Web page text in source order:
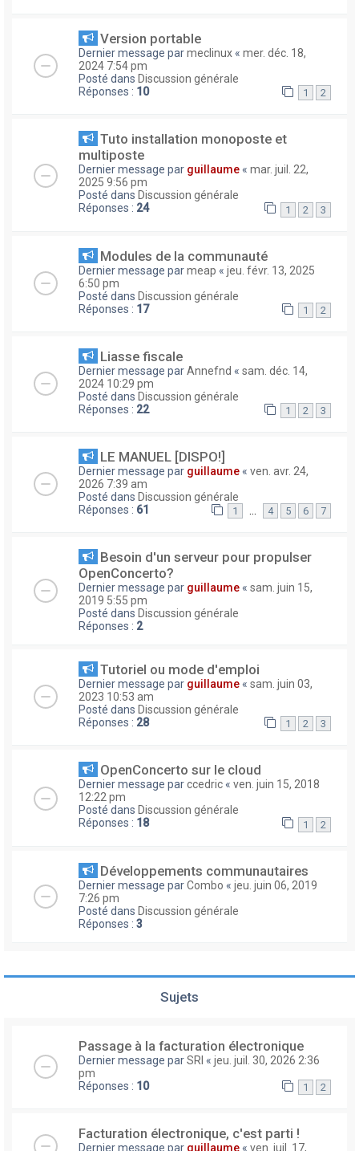
Version portable
Dernier message parmeclinux « mer. déc. 18,
2024 7:54 pm
Posté dans Discussion générale
Réponses : 10 1 2
Tuto installation monoposte et
multiposte
Dernier message par guillaume « mar. juil. 22,
2025 9:56 pm
Posté dans Discussion générale
Réponses : 24 1 2 3
Modules de la communauté
Dernier message parmeap « jeu. févr. 13, 2025
6:50 pm
Posté dans Discussion générale
Réponses : 17 1 2
Liasse fiscale
Dernier message parAnnefnd « sam. déc. 14,
2024 10:29 pm
Posté dans Discussion générale
Réponses : 22 1 2 3
LE MANUEL [DISPO!]
Dernier message par guillaume « ven. avr. 24,
2026 7:39 am
Posté dans Discussion générale
Réponses : 61 1 … 4 5 6 7
Besoin d'un serveur pour propulser
OpenConcerto?
Dernier message par guillaume « sam. juin 15,
2019 5:55 pm
Posté dans Discussion générale
Réponses : 2
Tutoriel ou mode d'emploi
Dernier message par guillaume « sam. juin 03,
2023 10:53 am
Posté dans Discussion générale
Réponses : 28 1 2 3
OpenConcerto sur le cloud
Dernier message parccedric « ven. juin 15, 2018
12:22 pm
Posté dans Discussion générale
Réponses : 18 1 2
Développements communautaires
Dernier message parCombo « jeu. juin 06, 2019
7:26 pm
Posté dans Discussion générale
Réponses : 3
Sujets
Passage à la facturation électronique
Dernier message parSRI « jeu. juil. 30, 2026 2:36
pm
Réponses : 10 1 2
Facturation électronique, c'est parti !
Dernier message par guillaume « ven. juil. 17,